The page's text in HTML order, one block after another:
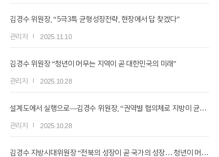
김경수 위원장, “5극3특 균형성장전략, 현장에서 답 찾겠다”
관리자 2025.11.10
김경수 위원장 “청년이 머무는 지역이 곧 대한민국의 미래”
관리자 2025.10.28
설계도에서 실행으로―김경수 위원장, “권역별 협의체로 지방이 균형성장 이끌어야”
관리자 2025.10.28
김경수 지방시대위원장 “전북의 성장이 곧 국가의 성장… 청년이 머무는 전북으로”